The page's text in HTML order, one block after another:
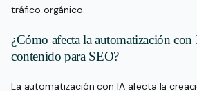
tráfico orgánico.
¿Cómo afecta la automatización
contenido para SEO?
La automatización con IA afecta la